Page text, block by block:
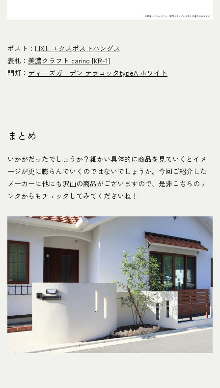
ポスト： LIXIL エクスポストハングス
表札： 美濃クラフト carino [KR-1]
門灯： ディーズガーデン テラコッタtypeA ホワイト
まとめ
いかがだったでしょうか？細かい具体的に商品を見ていくとイメ
ージが更に膨らんでいくのではないでしょうか。今回ご紹介した
メーカーに他にも沢山の商品がございますので、是非こちらのリ
ンクからもチェックしてみてくださいね！